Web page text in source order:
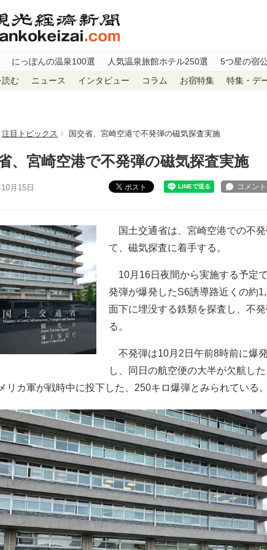
にっぽんの温泉100選 人気温泉旅館ホテル250選 5つ星の宿
む ニュース インタビュー コラム お宿特集 特集・デ
注目トピックス 国交省、宮崎空港で不発弾の磁気探査実施
、宮崎空港で不発弾の磁気探査実施
月15日 ポスト
国土交通省は、宮崎空港での不
て、磁気探査に着手する。
10月16日夜間から実施する予定
発弾が爆発したS6誘導路近くの約
面下に埋没する鉄類を探査し、不
る。
不発弾は10月2日午前8時前に爆
し、同日の航空便の大半が欠航し
リカ軍が戦時中に投下した、250キロ爆弾とみられている。